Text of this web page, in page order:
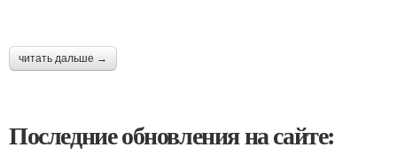
читать дальше →
Последние обновления на сайте: